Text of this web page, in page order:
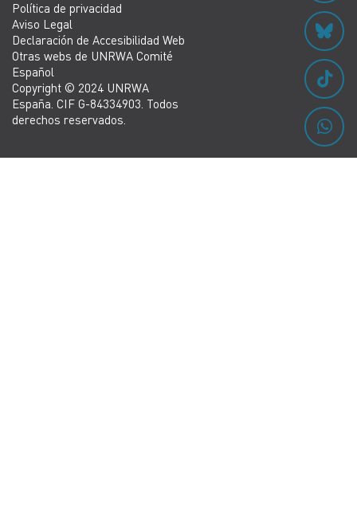
Política de privacidad
Aviso Legal
Declaración de Accesibilidad Web
Otras webs de UNRWA Comité
Español
Copyright © 2024 UNRWA
España. CIF G-84334903. Todos
derechos reservados.